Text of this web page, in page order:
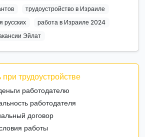
трудоустройство в Израиле
русских
работа в Израиле 2024
Эйлат
трудоустройстве
работодателю
работодателя
договор
работы